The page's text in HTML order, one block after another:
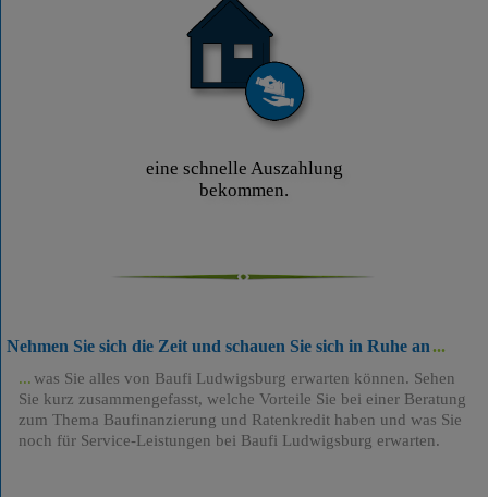
eine schnelle Auszahlung
bekommen.
Nehmen Sie sich die Zeit und schauen Sie sich in Ruhe an
was Sie alles von Baufi Ludwigsburg erwarten können. Sehen
Sie kurz zusammengefasst, welche Vorteile Sie bei einer Beratung
zum Thema Baufinanzierung und Ratenkredit haben und was Sie
noch für Service-Leistungen bei Baufi Ludwigsburg erwarten.